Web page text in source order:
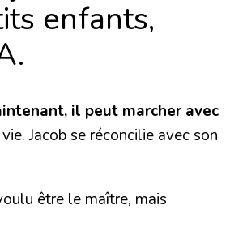
enfants,
il peut marcher avec
Jacob se réconcilie avec son
être le maître, mais